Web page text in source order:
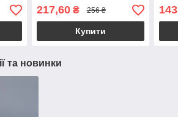
217,60₴ 256 ₴
Купити
та новинки